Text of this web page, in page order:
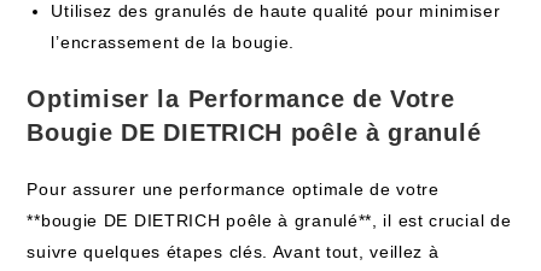
Utilisez des granulés de haute qualité pour minimiser
l’encrassement de la bougie.
Optimiser la Performance de Votre
Bougie DE DIETRICH poêle à granulé
Pour assurer une performance optimale de votre
**bougie DE DIETRICH poêle à granulé**, il est crucial de
suivre quelques étapes clés. Avant tout, veillez à